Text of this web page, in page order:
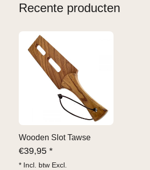
Recente producten
Wooden Slot Tawse
€39,95 *
* Incl. btw Excl.